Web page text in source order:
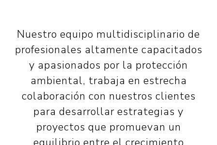
Nuestro equipo multidisciplinario de
profesionales altamente capacitados
y apasionados por la protección
ambiental, trabaja en estrecha
colaboración con nuestros clientes
para desarrollar estrategias y
proyectos que promuevan un